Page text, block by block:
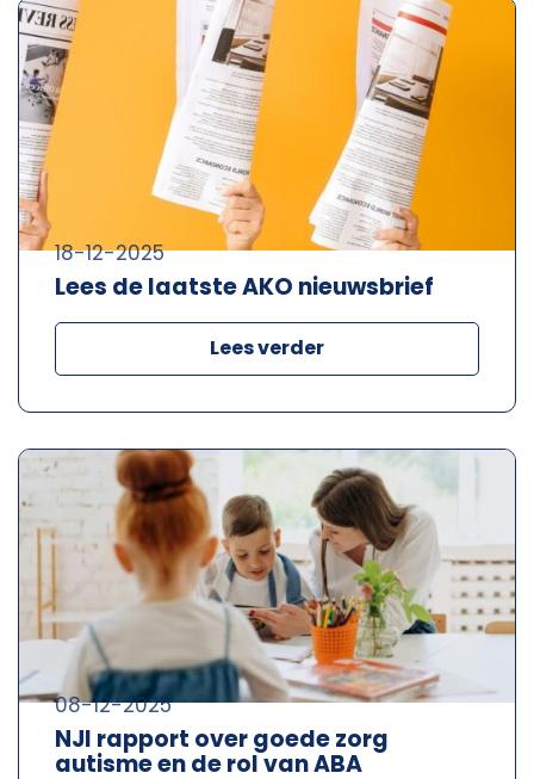
Lees de laatste AKO nieuwsbrief
18-12-2025
Lees verder
NJI rapport over goede zorg
autisme en de rol van ABA
08-12-2025